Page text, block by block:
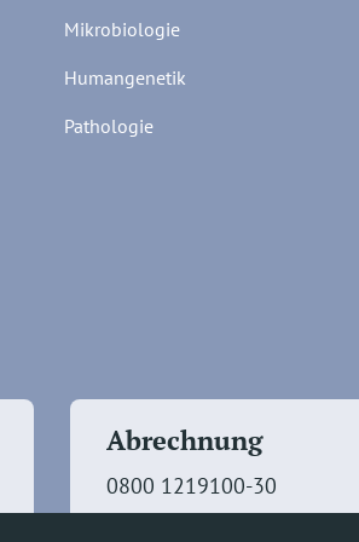
Mikrobiologie
Humangenetik
Pathologie
Abrechnung
0800 1219100-30